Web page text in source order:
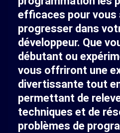
efficaces pour vous
progresser dans
développeur. Que
débutant ou
vous offriront une
divertissante tout
permettant de
techniques et de
problèmes de